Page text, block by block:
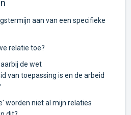
aan van een specifieke
relatie toe?
de wet
van toepassing is en de arbeid
worden niet al mijn relaties